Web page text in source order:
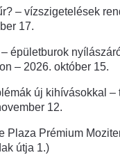
– vízszigetelések
17.
épületburok
– 2026. október 15.
új kihívásokkal –
12.
Plaza Prémium
útja 1.)